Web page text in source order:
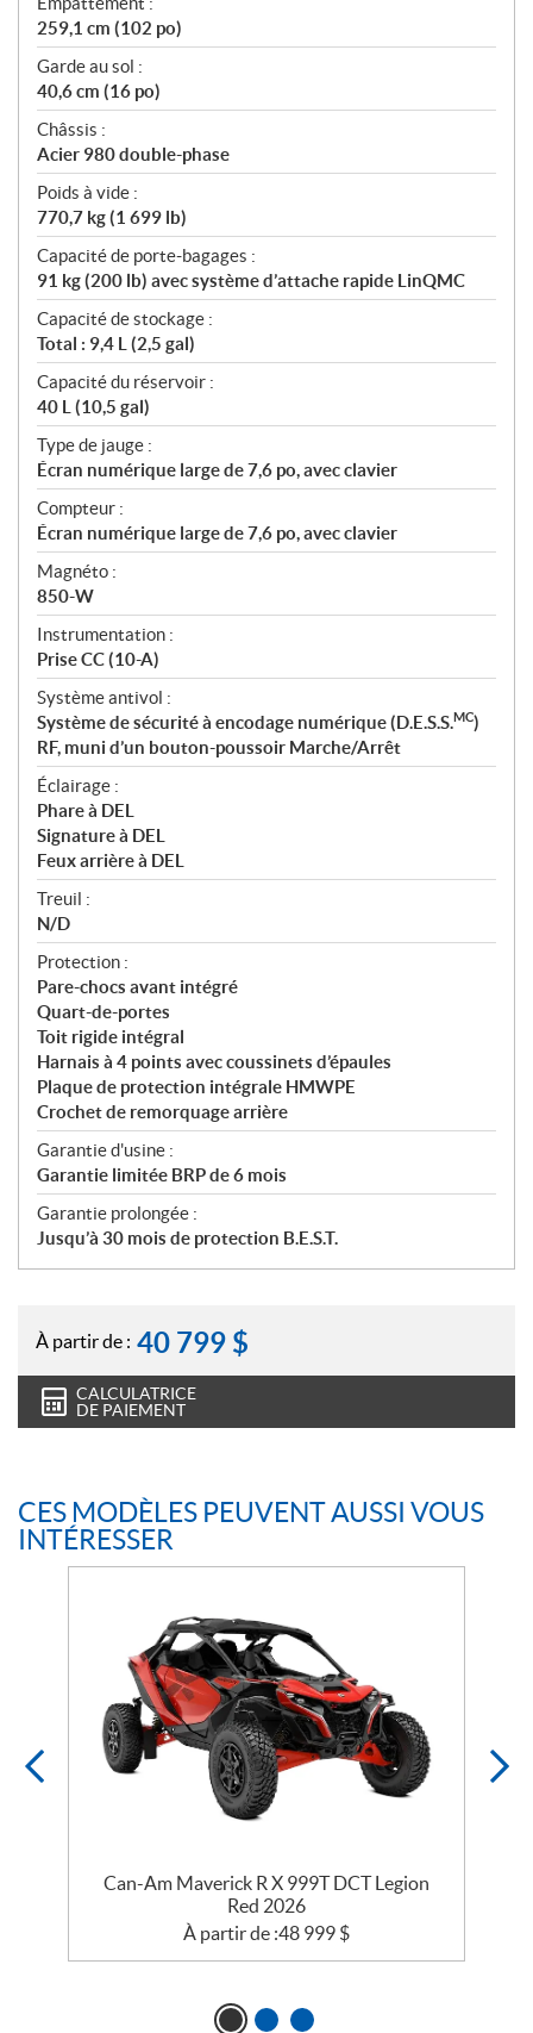
259,1 cm (102 po)
Garde au sol :
40,6 cm (16 po)
Châssis :
Acier 980 double-phase
Poids à vide :
770,7 kg (1 699 lb)
Capacité de porte-bagages :
91 kg (200 lb) avec système d’attache rapide LinQMC
Capacité de stockage :
Total : 9,4 L (2,5 gal)
Capacité du réservoir :
40 L (10,5 gal)
Type de jauge :
Écran numérique large de 7,6 po, avec clavier
Compteur :
Écran numérique large de 7,6 po, avec clavier
Magnéto :
850-W
Instrumentation :
Prise CC (10-A)
Système antivol :
Système de sécurité à encodage numérique (D.E.S.S.MC)
RF, muni d’un bouton-poussoir Marche/Arrêt
Éclairage :
Phare à DEL
Signature à DEL
Feux arrière à DEL
Treuil :
N/D
Protection :
Pare-chocs avant intégré
Quart-de-portes
Toit rigide intégral
Harnais à 4 points avec coussinets d’épaules
Plaque de protection intégrale HMWPE
Crochet de remorquage arrière
Garantie d'usine :
Garantie limitée BRP de 6 mois
Garantie prolongée :
Jusqu’à 30 mois de protection B.E.S.T.
À partir de : 40 799 $
CALCULATRICE
DE PAIEMENT
CES MODÈLES PEUVENT AUSSI VOUS
INTÉRESSER
Can-Am Maverick R X 999T DCT Legion
Red 2026
À partir de :48 999 $